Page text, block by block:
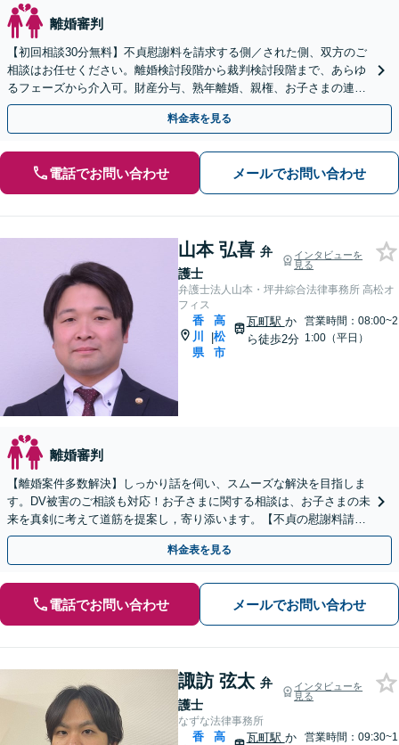
離婚審判
【初回相談30分無料】不貞慰謝料を請求する側／された側、双方のご
相談はお任せください。離婚検討段階から裁判検討段階まで、あらゆ
るフェーズから介入可。財産分与、熟年離婚、親権、お子さまの連れ
去りなど幅広いご相談に対応【弁護士歴10年以上】
料金表を見る
電話でお問い合わせ メールでお問い合わせ
山本 弘喜 弁
護士
インタビューを
見る
弁護士法人山本・坪井綜合法律事務所 高松オ
フィス
香
川
県
|
高
松
市
瓦町駅 か
ら徒歩2分
営業時間：08:00~2
1:00（平日）
離婚審判
【離婚案件多数解決】しっかり話を伺い、スムーズな解決を目指しま
す。DV被害のご相談も対応！お子さまに関する相談は、お子さまの未
来を真剣に考えて道筋を提案し，寄り添います。【不貞の慰謝料請
求】相手の動きを予測しながら最善の解決を模索します。
料金表を見る
電話でお問い合わせ メールでお問い合わせ
諏訪 弦太 弁
護士
インタビューを
見る
なずな法律事務所
香
高
瓦町駅 か
営業時間：09:30~1